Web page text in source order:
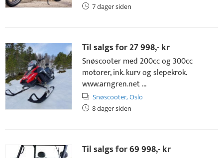
7 dager siden
Til salgs for27 998,- kr
Snøscooter med 200cc og 300cc
motorer, ink. kurv og slepekrok.
www.arngren.net ...
Snøscooter,Oslo
8 dager siden
Til salgs for69 998,- kr